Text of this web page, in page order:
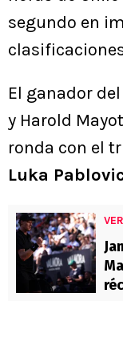
segundo en
El ganador
y Harold
ronda con el
Luka